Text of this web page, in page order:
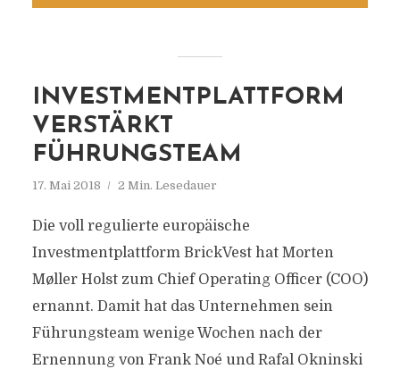
INVESTMENTPLATTFORM
VERSTÄRKT
FÜHRUNGSTEAM
17. Mai 2018 2 Min. Lesedauer
Die voll regulierte europäische
Investmentplattform BrickVest hat Morten
Møller Holst zum Chief Operating Officer (COO)
ernannt. Damit hat das Unternehmen sein
Führungsteam wenige Wochen nach der
Ernennung von Frank Noé und Rafal Okninski